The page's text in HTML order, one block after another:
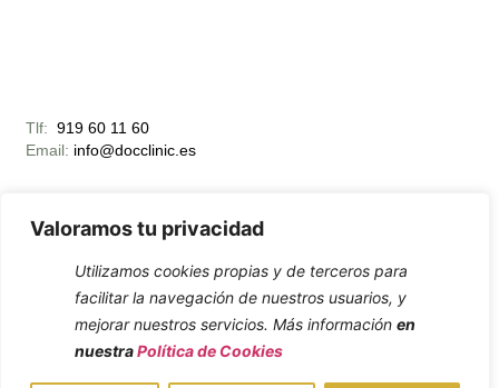
Valoramos tu privacidad
Utilizamos cookies propias y de terceros para
facilitar la navegación de nuestros usuarios, y
mejorar nuestros servicios. Más información en
nuestraPolítica de Cookies
Lunes – Viernes 10:00 – 19:00
Tlf: 919 60 11 60
Email: info@docclinic.es